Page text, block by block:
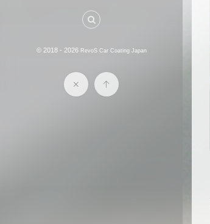
© 2018 - 2026 RevoS Car Coating Japan